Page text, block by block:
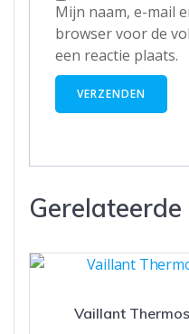
Mijn naam, e-mail
browser voor de
een reactie plaats.
Vaillant